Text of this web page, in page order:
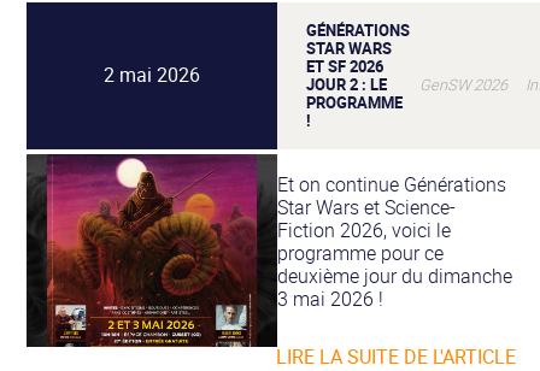
2010
2011
2012
2013
2014
2015
2016
2017
2018
2 mai 2026
GÉNÉRATIONS
STAR WARS
ET SF 2026
JOUR 2 : LE
PROGRAMME
!
GenSW 2026
Et on continue Générations
Star Wars et Science-
Fiction 2026, voici le
programme pour ce
deuxième jour du dimanche
3 mai 2026 !
LIRE LA SUITE DE L'ARTICLE